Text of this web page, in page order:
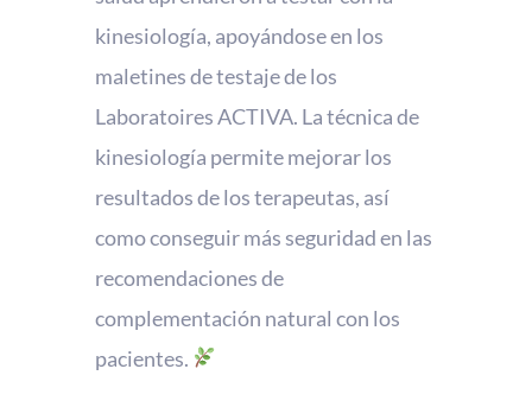
kinesiología, apoyándose en los
maletines de testaje de los
Laboratoires ACTIVA. La técnica de
kinesiología permite mejorar los
resultados de los terapeutas, así
como conseguir más seguridad en las
recomendaciones de
complementación natural con los
pacientes.